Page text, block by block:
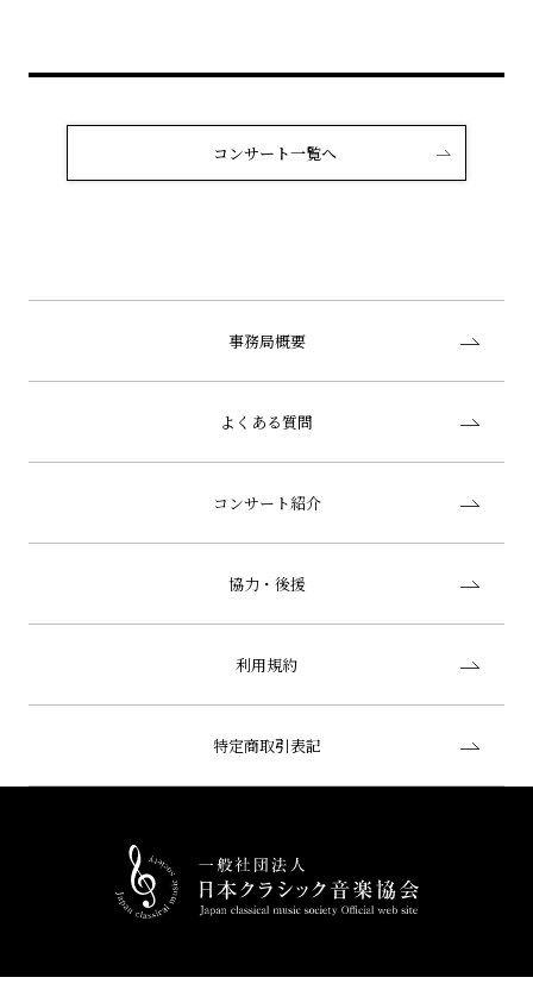
コンサート一覧へ
事務局概要
よくある質問
コンサート紹介
協力・後援
利用規約
特定商取引表記